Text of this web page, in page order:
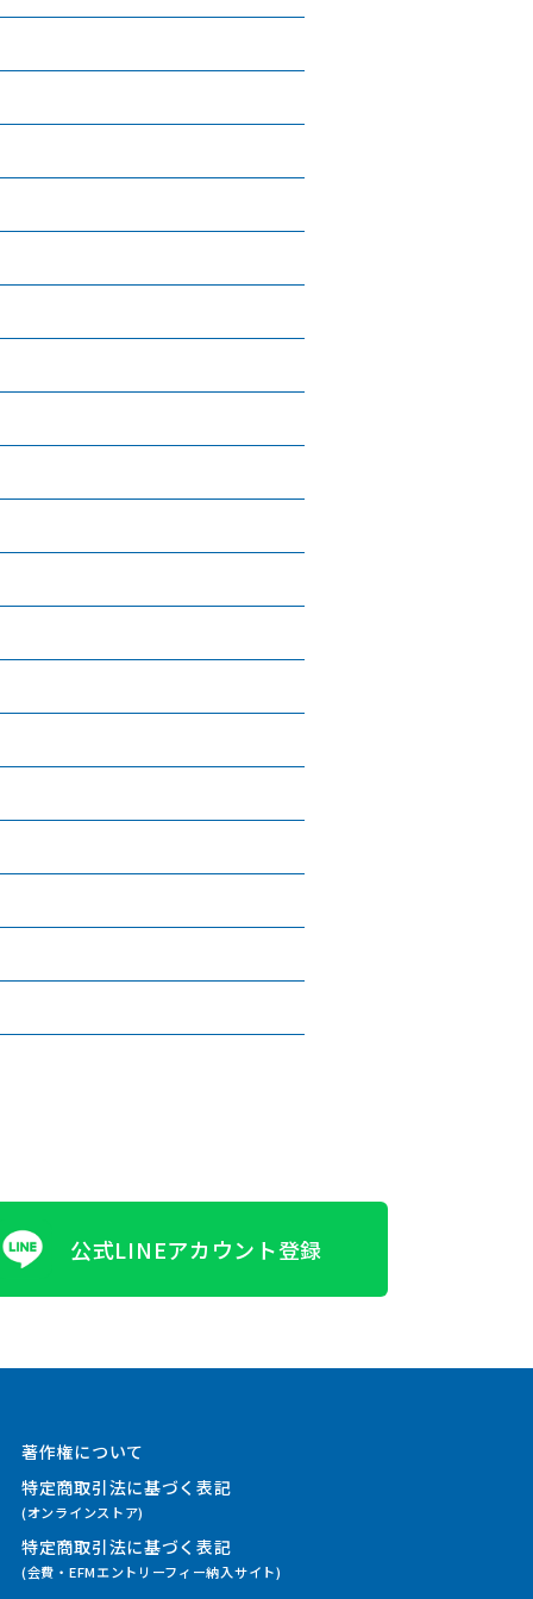
公式LINEアカウント登録
著作権について
特定商取引法に基づく表記
(オンラインストア)
特定商取引法に基づく表記
(会費・EFMエントリーフィー納入サイト)